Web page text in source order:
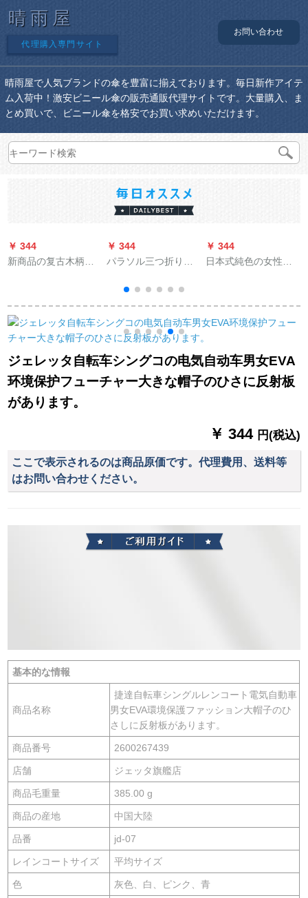
晴雨屋
代理購入専門サイト
お問い合わせ
晴雨屋で人気ブランドの傘を豊富に揃えております。毎日新作アイテ
ム入荷中！激安ビニール傘の販売通販代理サイトです。大量購入、ま
とめ買いで、ビニール傘を格安でお買い求めいただけます。
￥ 344
新商品の复古木柄绅
に、柄のままぐすの
男の人のビィネスの2
人の伞は注文して黒
を注文することで
す。
￥ 344
パラソル三つ折り晴
防止パラソルビネス
傘
￥ 344
日本式純色の女性が
つ折りのポケト傘晴
雨兼用傘折りたたみ
ジェレッタ自転车シングコの电気自动车男女EVA
环境保护フューチャー大きな帽子のひさに反射板
があります。
￥ 344 円(税込)
ここで表示されるのは商品原価です。代理費用、送料等
はお問い合わせください。
基本的な情報
商品名称
捷達自転車シングルレンコート電気自動車
男女EVA環境保護ファッション大帽子のひ
さしに反射板があります。
商品番号 2600267439
店舗 ジェッタ旗艦店
商品毛重量 385.00 g
商品の産地 中国大陸
品番 jd-07
レインコートサイズ 平均サイズ
色 灰色、白、ピンク、青